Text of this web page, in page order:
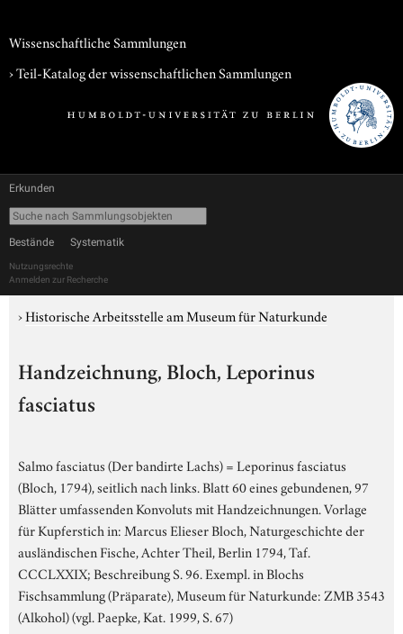
Wissenschaftliche Sammlungen
› Teil-Katalog der wissenschaftlichen Sammlungen
Erkunden
Bestände Systematik
Nutzungsrechte
Anmelden zur Recherche
›Historische Arbeitsstelle am Museum für Naturkunde
Handzeichnung, Bloch, Leporinus
fasciatus
Salmo fasciatus (Der bandirte Lachs) = Leporinus fasciatus
(Bloch, 1794), seitlich nach links. Blatt 60 eines gebundenen, 97
Blätter umfassenden Konvoluts mit Handzeichnungen. Vorlage
für Kupferstich in: Marcus Elieser Bloch, Naturgeschichte der
ausländischen Fische, Achter Theil, Berlin 1794, Taf.
CCCLXXIX; Beschreibung S. 96. Exempl. in Blochs
Fischsammlung (Präparate), Museum für Naturkunde: ZMB 3543
(Alkohol) (vgl. Paepke, Kat. 1999, S. 67)